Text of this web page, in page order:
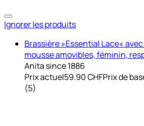
Ignorer les produits
Brassière »Essential Lace«
mousse amovibles, féminin,
Anita since 1886
Prix actuel59.90 CHFPrix de
(5)